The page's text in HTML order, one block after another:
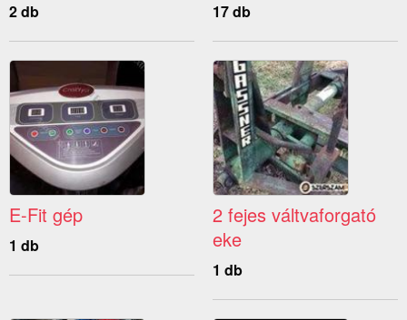
2 db 17 db
E-Fit gép
1 db
2 fejes váltvaforgató
eke
1 db